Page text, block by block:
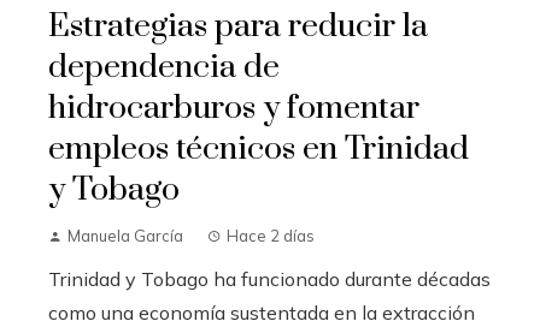
Estrategias para reducir la
dependencia de
hidrocarburos y fomentar
empleos técnicos en Trinidad
y Tobago
Manuela García Hace 2 días
Trinidad y Tobago ha funcionado durante décadas
como una economía sustentada en la extracción